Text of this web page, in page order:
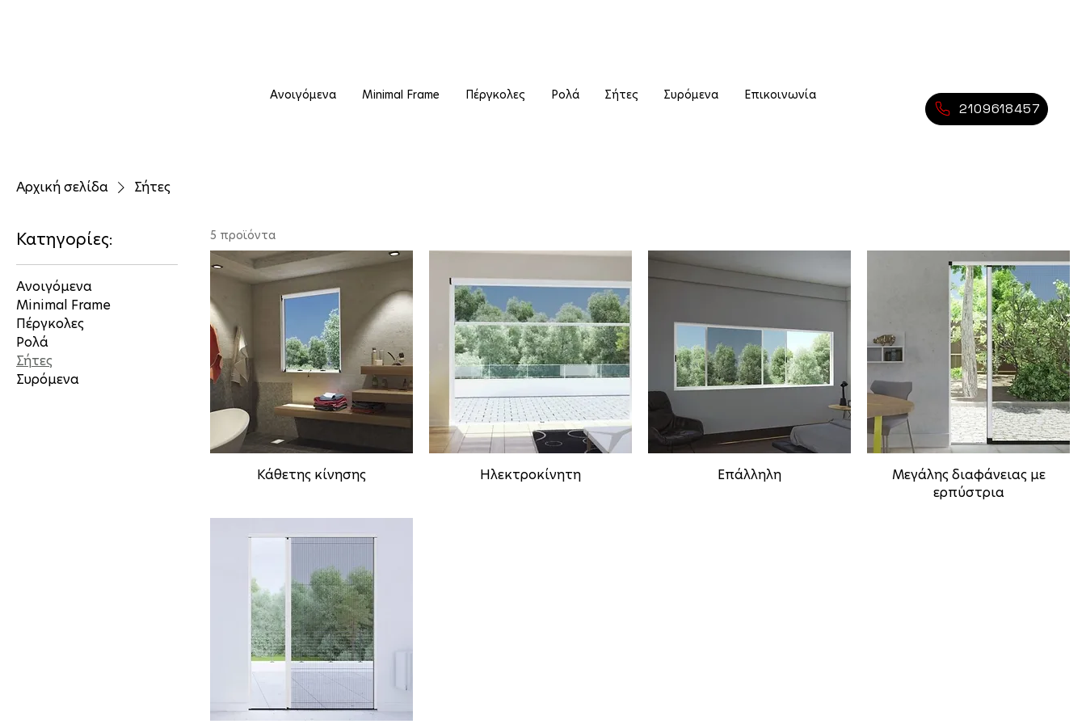
2109618457
Ανοιγόμενα Minimal Frame Πέργκολες Ρολά Σήτες Συρόμενα Επικοινωνία
Αρχική σελίδα Σήτες
Κατηγορίες:
Ανοιγόμενα
Minimal Frame
Πέργκολες
Ρολά
Σήτες
Συρόμενα
5 προϊόντα
Κάθετης κίνησης Ηλεκτροκίνητη Επάλληλη
Μεγάλης διαφάνειας με
ερπύστρια